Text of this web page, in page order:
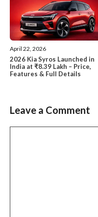
April 22, 2026
2026 Kia Syros Launched in
India at ₹8.39 Lakh – Price,
Features & Full Details
Leave a Comment